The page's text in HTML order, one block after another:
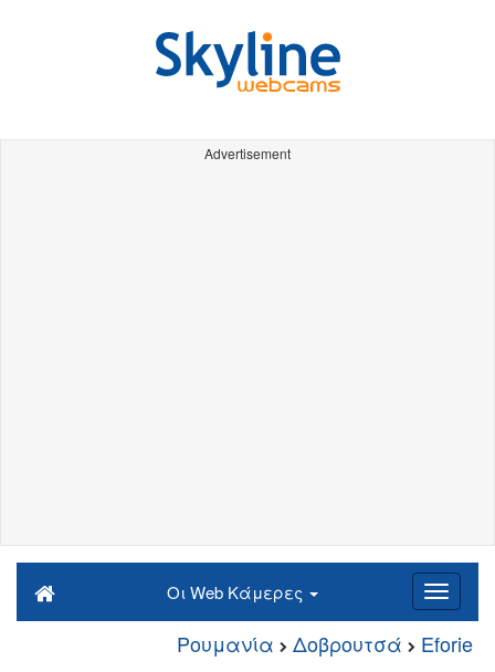
Advertisement
Οι Web Κάμερες
Ρουμανία Δοβρουτσά Eforie